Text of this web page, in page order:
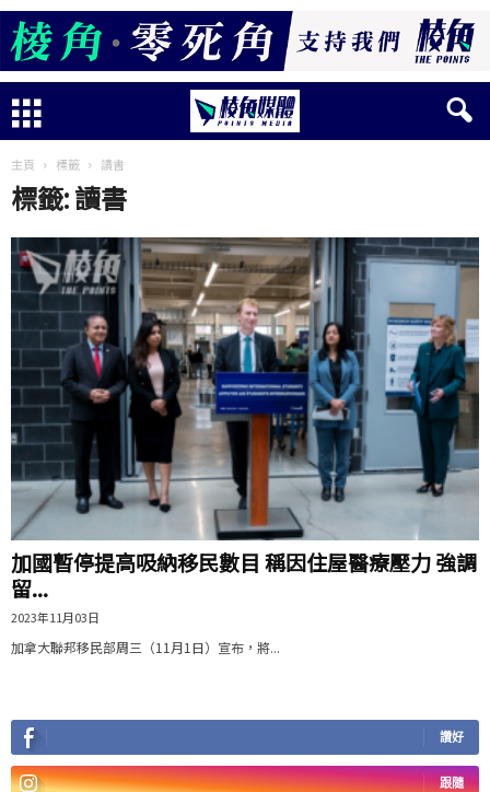
主頁 標籤 讀書
標籤: 讀書
加國暫停提高吸納移民數目 稱因住屋醫療壓力 強調
留...
2023年11月03日
加拿大聯邦移民部周三（11月1日）宣布，將...
讚好
跟隨